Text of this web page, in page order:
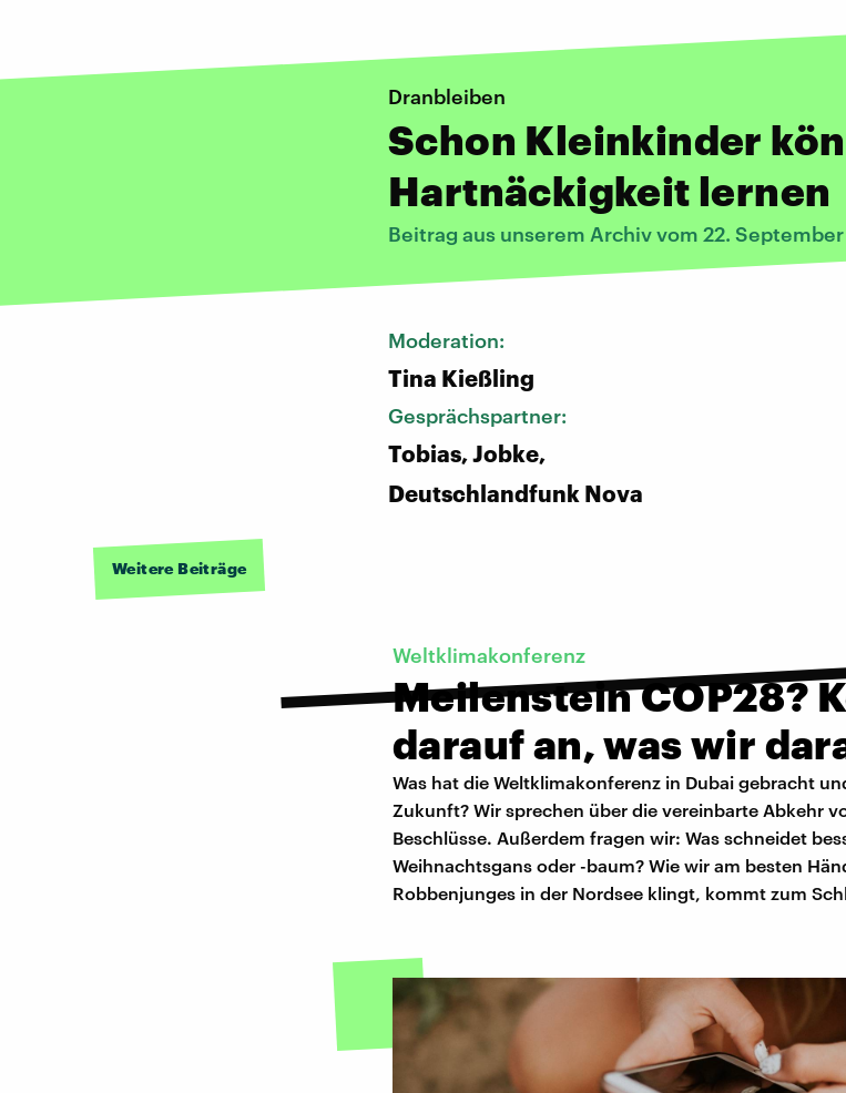
Dranbleiben
Schon Kleinkinder
Hartnäckigkeit lernen
Beitrag aus unserem Archiv vom 22. September
Moderation:
Tina Kießling
Gesprächspartner:
Tobias, Jobke,
Deutschlandfunk Nova
Weitere Beiträge
Weltklimakonferenz
Meilenstein COP28?
darauf an, was wir
Was hat die Weltklimakonferenz in Dubai gebracht
Zukunft? Wir sprechen über die vereinbarte Abkehr
Beschlüsse. Außerdem fragen wir: Was schneidet
Weihnachtsgans oder -baum? Wie wir am besten
Robbenjunges in der Nordsee klingt, kommt zum